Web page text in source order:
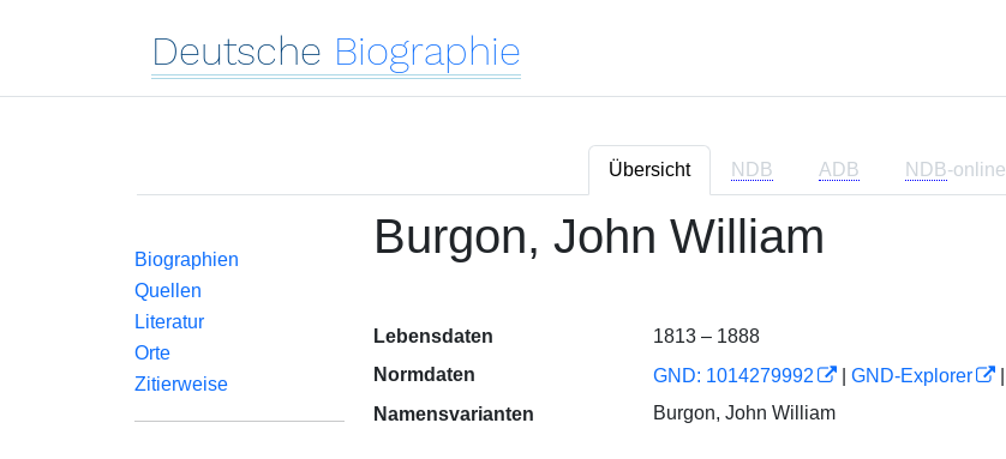
Deutsche Biographie
Übersicht NDB ADB NDB-online
Biographien
Quellen
Literatur
Orte
Zitierweise
Burgon, John William
Lebensdaten
1813 – 1888
Normdaten
GND: 1014279992 GND-Explorer
Namensvarianten
Burgon, John William